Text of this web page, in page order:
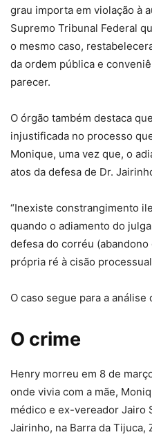
grau importa em violação à
Supremo Tribunal Federal
o mesmo caso,
da ordem pública e
parecer.
O órgão também destaca
injustificada no processo
Monique, uma vez que, o
atos da defesa de Dr.
“Inexiste constrangimento
quando o adiamento do
defesa do corréu
própria ré à cisão
O caso segue para a
O crime
Henry morreu em 8 de
onde vivia com a mãe,
médico e ex-vereador Jairo
Jairinho, na Barra da Tijuca,